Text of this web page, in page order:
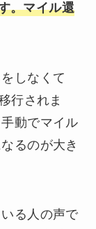
。マイル還
しなくて
行されま
動でマイル
るのが大き
る人の声で